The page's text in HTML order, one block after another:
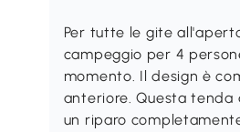
Per tutte le gite
campeggio per 4
momento. Il design è
anteriore. Questa tenda
un riparo